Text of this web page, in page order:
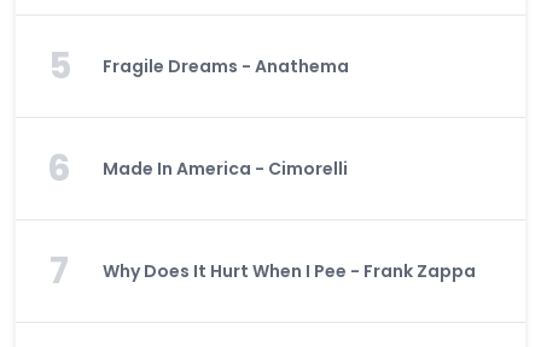
5 Fragile Dreams - Anathema
6 Made In America - Cimorelli
7 Why Does It Hurt When I Pee - Frank Zappa